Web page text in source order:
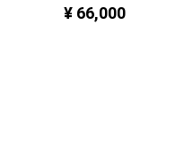
¥ 66,000